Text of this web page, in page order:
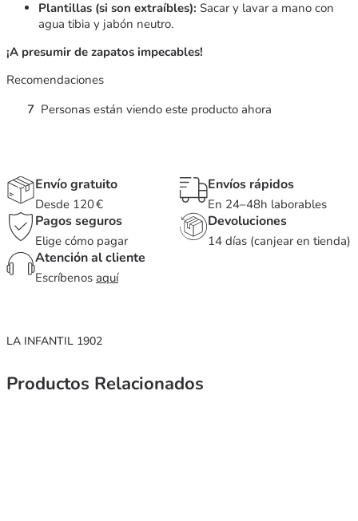
Plantillas (si son extraíbles): Sacar y lavar a mano con
agua tibia y jabón neutro.
¡A presumir de zapatos impecables!
Recomendaciones
7 Personas están viendo este producto ahora
Envío gratuito
Desde 120 €
Envíos rápidos
En 24–48h laborables
Pagos seguros
Elige cómo pagar
Devoluciones
14 días (canjear en tienda)
Atención al cliente
Escríbenos aquí
LA INFANTIL 1902
Productos Relacionados